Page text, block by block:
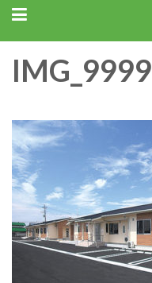
IMG_9999